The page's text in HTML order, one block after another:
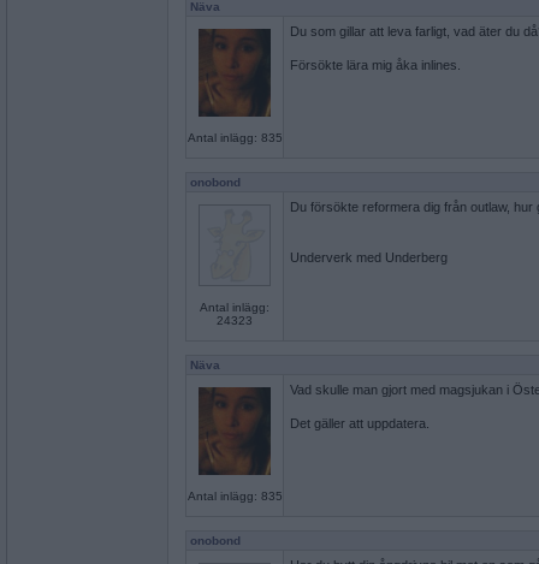
Näva
Antal inlägg: 835
Du som gillar att leva farligt, vad äter du
Försökte lära mig åka inlines.
onobond
Antal inlägg:
24323
Du försökte reformera dig från outlaw, hur
Underverk med Underberg
Näva
Antal inlägg: 835
Vad skulle man gjort med magsjukan i
Det gäller att uppdatera.
onobond